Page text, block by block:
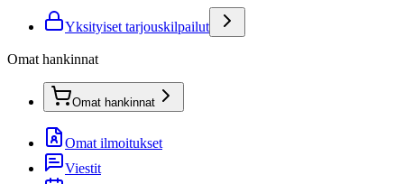
Yksityiset tarjouskilpailut
Omat hankinnat
Omat hankinnat
Omat ilmoitukset
Viestit